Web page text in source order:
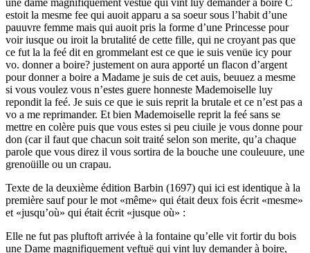
une dame magnifiquement vestüe qui vint luy demander a boire C
estoit la mesme fee qui auoit apparu a sa soeur sous l’habit d’une
pauuvre femme mais qui auoit pris la forme d’une Princesse pour
voir iusque ou iroit la brutalité de cette fille, qui ne croyant pas que
ce fut la la feé dit en grommelant est ce que ie suis venüe icy pour
vo. donner a boire? justement on aura apporté un flacon d’argent
pour donner a boire a Madame je suis de cet auis, beuuez a mesme
si vous voulez vous n’estes guere honneste Mademoiselle luy
repondit la feé. Je suis ce que ie suis reprit la brutale et ce n’est pas a
vo a me reprimander. Et bien Mademoiselle reprit la feé sans se
mettre en colère puis que vous estes si peu ciuile je vous donne pour
don (car il faut que chacun soit traité selon son merite, qu’a chaque
parole que vous direz il vous sortira de la bouche une couleuure, une
grenoüille ou un crapau.
Texte de la deuxième édition Barbin (1697) qui ici est identique à la
première sauf pour le mot «même» qui était deux fois écrit «mesme»
et «jusqu’où» qui était écrit «jusque où» :
Elle ne fut pas pluftoft arrivée à la fontaine qu’elle vit fortir du bois
une Dame magnifiquement veftuë qui vint luy demander à boire,